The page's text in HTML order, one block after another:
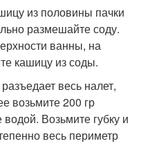
из половины пачки
размешайте соду.
ванны, на
кашицу из соды.
весь налет,
возьмите 200 гр
Возьмите губку и
весь периметр